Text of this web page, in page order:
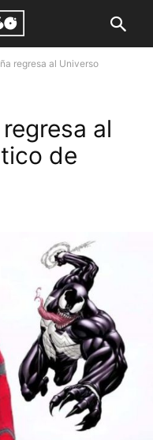
regresa al Universo
al
de